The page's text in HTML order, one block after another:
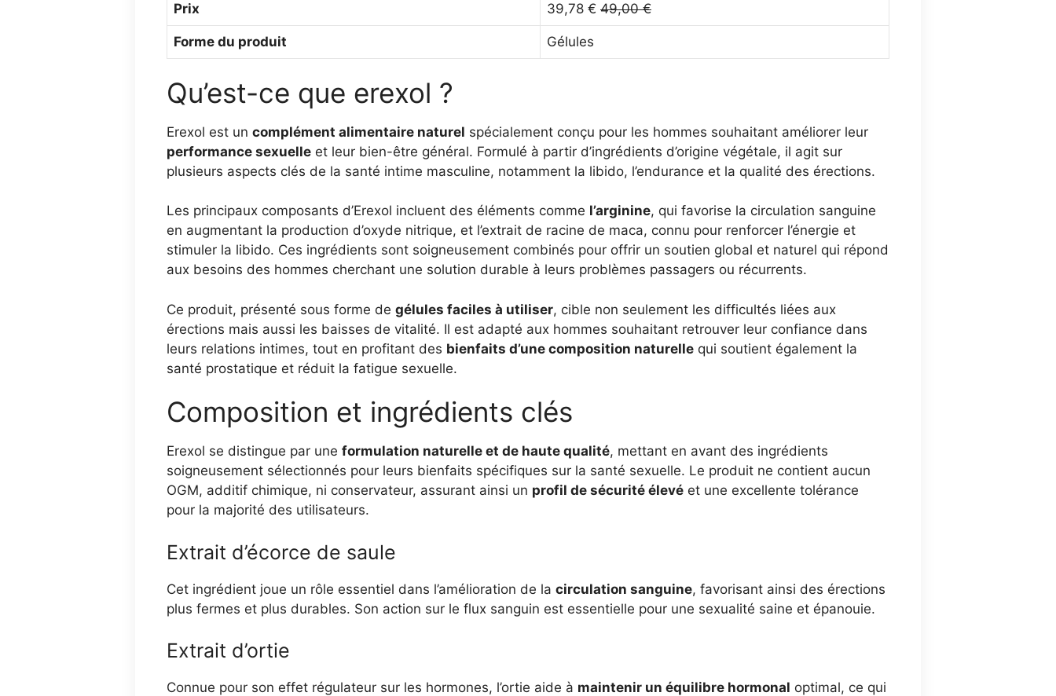
Prix 39,78 € 49,00 €
Forme du produit Gélules
Qu’est-ce que erexol ?
Erexol est un complément alimentaire naturel spécialement conçu pour les hommes souhaitant améliorer leur
performance sexuelle et leur bien-être général. Formulé à partir d’ingrédients d’origine végétale, il agit sur
plusieurs aspects clés de la santé intime masculine, notamment la libido, l’endurance et la qualité des érections.
Les principaux composants d’Erexol incluent des éléments comme l’arginine, qui favorise la circulation sanguine
en augmentant la production d’oxyde nitrique, et l’extrait de racine de maca, connu pour renforcer l’énergie et
stimuler la libido. Ces ingrédients sont soigneusement combinés pour offrir un soutien global et naturel qui répond
aux besoins des hommes cherchant une solution durable à leurs problèmes passagers ou récurrents.
Ce produit, présenté sous forme de gélules faciles à utiliser, cible non seulement les difficultés liées aux
érections mais aussi les baisses de vitalité. Il est adapté aux hommes souhaitant retrouver leur confiance dans
leurs relations intimes, tout en profitant des bienfaits d’une composition naturelle qui soutient également la
santé prostatique et réduit la fatigue sexuelle.
Composition et ingrédients clés
Erexol se distingue par une formulation naturelle et de haute qualité, mettant en avant des ingrédients
soigneusement sélectionnés pour leurs bienfaits spécifiques sur la santé sexuelle. Le produit ne contient aucun
OGM, additif chimique, ni conservateur, assurant ainsi un profil de sécurité élevé et une excellente tolérance
pour la majorité des utilisateurs.
Extrait d’écorce de saule
Cet ingrédient joue un rôle essentiel dans l’amélioration de la circulation sanguine, favorisant ainsi des érections
plus fermes et plus durables. Son action sur le flux sanguin est essentielle pour une sexualité saine et épanouie.
Extrait d’ortie
Connue pour son effet régulateur sur les hormones, l’ortie aide à maintenir un équilibre hormonal optimal, ce qui